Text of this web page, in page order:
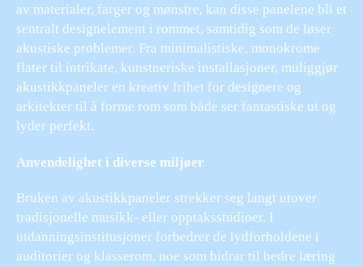
av materialer, farger og mønstre, kan disse panelene bli et
sentralt designelement i rommet, samtidig som de løser
akustiske problemer. Fra minimalistiske, monokrome
flater til intrikate, kunstneriske installasjoner, muliggjør
akustikkpaneler en kreativ frihet for designere og
arkitekter til å forme rom som både ser fantastiske ut og
lyder perfekt.
Anvendelighet i diverse miljøer
Bruken av akustikkpaneler strekker seg langt utover
tradisjonelle musikk- eller opptaksstudioer. I
utdanningsinstitusjoner forbedrer de lydforholdene i
auditorier og klasserom, noe som bidrar til bedre læring